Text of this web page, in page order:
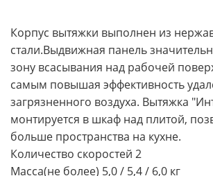
Корпус вытяжки выполнен из
стали.Выдвижная панель
зону всасывания над рабочей
самым повышая эффективность
загрязненного воздуха. Вытяжка
монтируется в шкаф над плитой,
больше пространства на кухне.
Количество скоростей 2
Масса(не более) 5,0 / 5,4 / 6,0 кг